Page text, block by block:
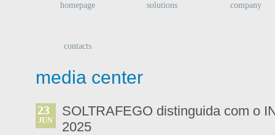
homepage solutions company
contacts
media center
23
JUN
SOLTRAFEGO distinguida com o
2025